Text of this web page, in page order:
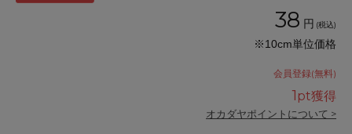
38 円 (税込)
※10cm単位価格
会員登録(無料)
1pt獲得
オカダヤポイントについて >